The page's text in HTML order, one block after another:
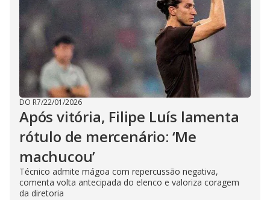
DO R7/22/01/2026
Após vitória, Filipe Luís lamenta
rótulo de mercenário: ‘Me
machucou’
Técnico admite mágoa com repercussão negativa,
comenta volta antecipada do elenco e valoriza coragem
da diretoria